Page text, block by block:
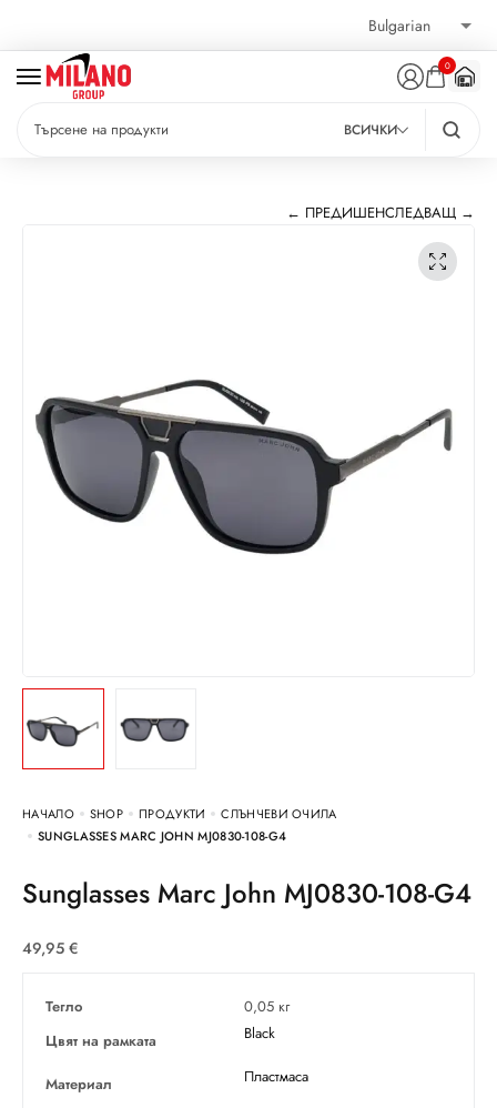
0
ВСИЧКИ
← ПРЕДИШЕНСЛЕДВАЩ →
НАЧАЛО SHOP ПРОДУКТИ
СЛЪНЧЕВИ ОЧИЛА
SUNGLASSES MARC JOHN MJ0830-108-G4
Sunglasses Marc John MJ0830-108-G4
49,95 €
Тегло
0,05 кг
Цвят на рамката
Black
Материал Пластмаса